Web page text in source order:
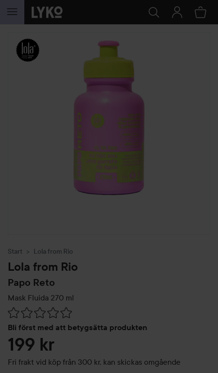
HOPPA TILL INNEHÅLLET
Start Lola from Rio
Lola from Rio
Papo Reto
Mask Fluida 270 ml
Bli först med att betygsätta produkten
Hoppa till Betyg & kommentarer
199 kr
Fri frakt vid köp från 300 kr, kan skickas omgående